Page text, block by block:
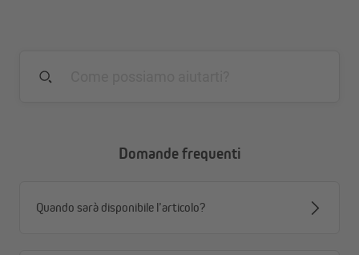
Domande frequenti
Quando sarà disponibile l’articolo?